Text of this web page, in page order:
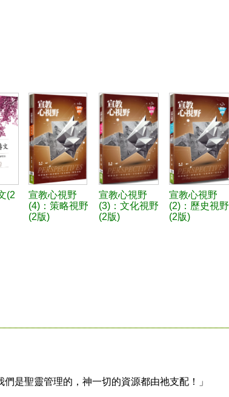
(2
宣教心視野
(4)：策略視野
(2版)
宣教心視野
(3)：文化視野
(2版)
宣教心視野
(2)：歷史視野
(2版)
聖靈管理的，神一切的資源都由祂支配！」